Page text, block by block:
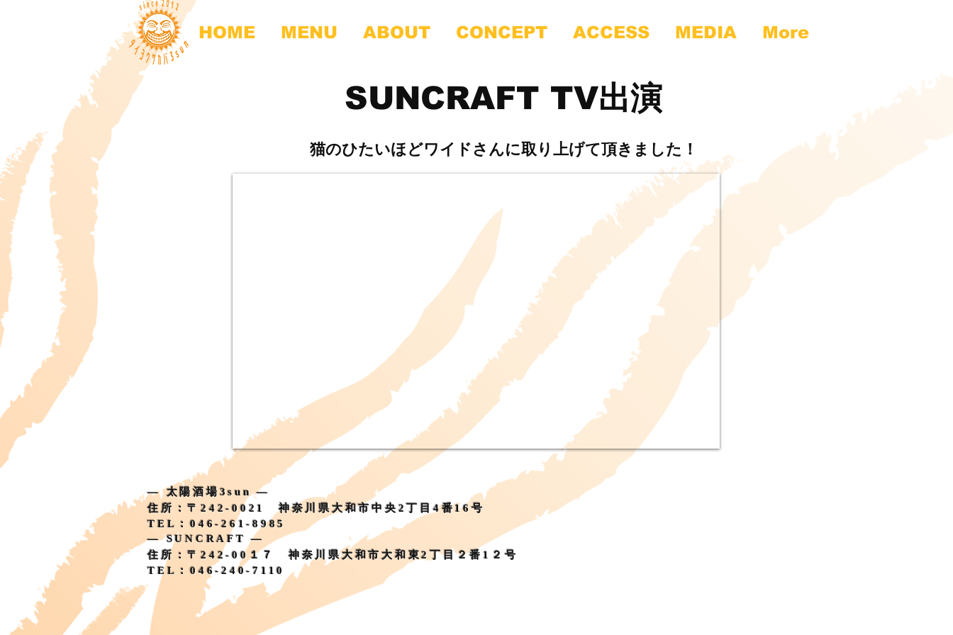
HOME MENU ABOUT CONCEPT ACCESS MEDIA More
SUNCRAFT TV出演
猫のひたいほどワイドさんに取り上げて頂きました！
― 太陽酒場3sun ―
住所：〒242-0021 神奈川県大和市中央2丁目4番16号
TEL：046-261-8985
― SUNCRAFT ―
住所：〒242-00１７ 神奈川県大和市大和東2丁目２番1２号
TEL：046-240-7110